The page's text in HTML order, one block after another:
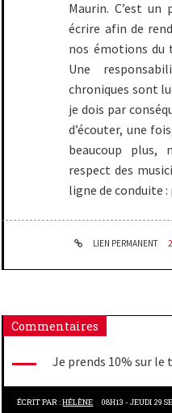
Maurin. C’est un
écrire afin de
nos émotions du
Une
chroniques sont
je dois par
d’écouter, une
beaucoup plus,
respect des
ligne de conduite
LIEN PERMANENT 2
Commentaires
Je prends 10% sur
ÉCRIT PAR :HÉLÈNE 08H13 -JEUDI 29